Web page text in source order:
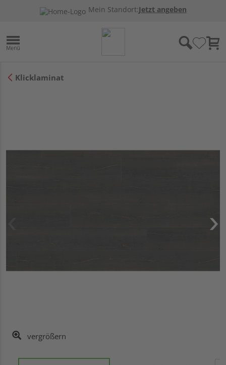
Mein Standort:Jetzt angeben
Klicklaminat
vergrößern